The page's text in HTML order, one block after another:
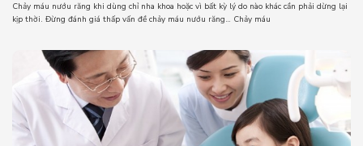
Chảy máu nướu răng khi dùng chỉ nha khoa hoặc vì bất kỳ lý do nào khác cần phải dừng lại
kịp thời. Đừng đánh giá thấp vấn đề chảy máu nướu răng… Chảy máu